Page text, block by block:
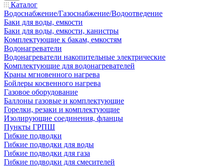
Каталог
Водоснабжение/Газоснабжение/Водоотведение
Баки для воды, емкости
Баки для воды, емкости, канистры
Комплектующие к бакам, емкостям
Водонагреватели
Водонагреватели накопительные электрические
Комплектующие для водонагревателей
Краны мгновенного нагрева
Бойлеры косвенного нагрева
Газовое оборудование
Баллоны газовые и комплектующие
Горелки, резаки и комплектующие
Изолирующие соединения, фланцы
Пункты ГРПШ
Гибкие подводки
Гибкие подводки для воды
Гибкие подводки для газа
Гибкие подводки для смесителей